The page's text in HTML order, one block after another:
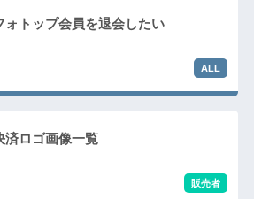
ォトップ会員を退会したい
済ロゴ画像一覧